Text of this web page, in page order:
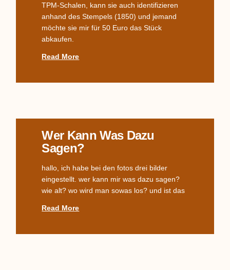
TPM-Schalen, kann sie auch identifizieren
anhand des Stempels (1850) und jemand
möchte sie mir für 50 Euro das Stück
abkaufen.
Read More
Wer Kann Was Dazu
Sagen?
hallo, ich habe bei den fotos drei bilder
eingestellt. wer kann mir was dazu sagen?
wie alt? wo wird man sowas los? und ist das
Read More